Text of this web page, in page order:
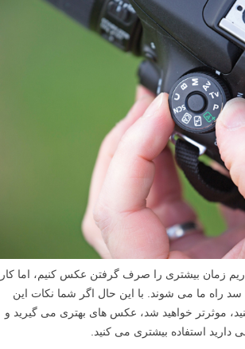
زمان بیشتری را صرف گرفتن عکس کنیم، اما کار
راه ما می شوند. با این حال اگر شما نکات این
موثرتر خواهید شد، عکس های بهتری می گیرید و
دارید استفاده بیشتری می کنید.